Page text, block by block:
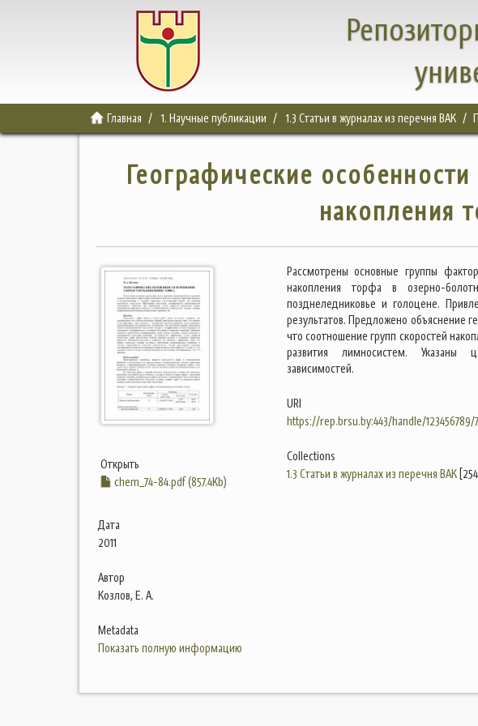
Главная 1. Научные публикации 1.3 Статьи в журналах из перечня ВАК
Географические
накопления
Открыть
chem_74-84.pdf (857.4Kb)
Дата
2011
Автор
Козлов, Е. А.
Metadata
Показать полную информацию
Рассмотрены основные группы
накопления торфа в озерно-
позднеледниковье и голоцене.
результатов. Предложено объяснение
что соотношение групп скоростей
развития лимносистем. Указаны
зависимостей.
URI
https://rep.brsu.by:443/handle/123456789/
Collections
1.3 Статьи в журналах из перечня ВАК